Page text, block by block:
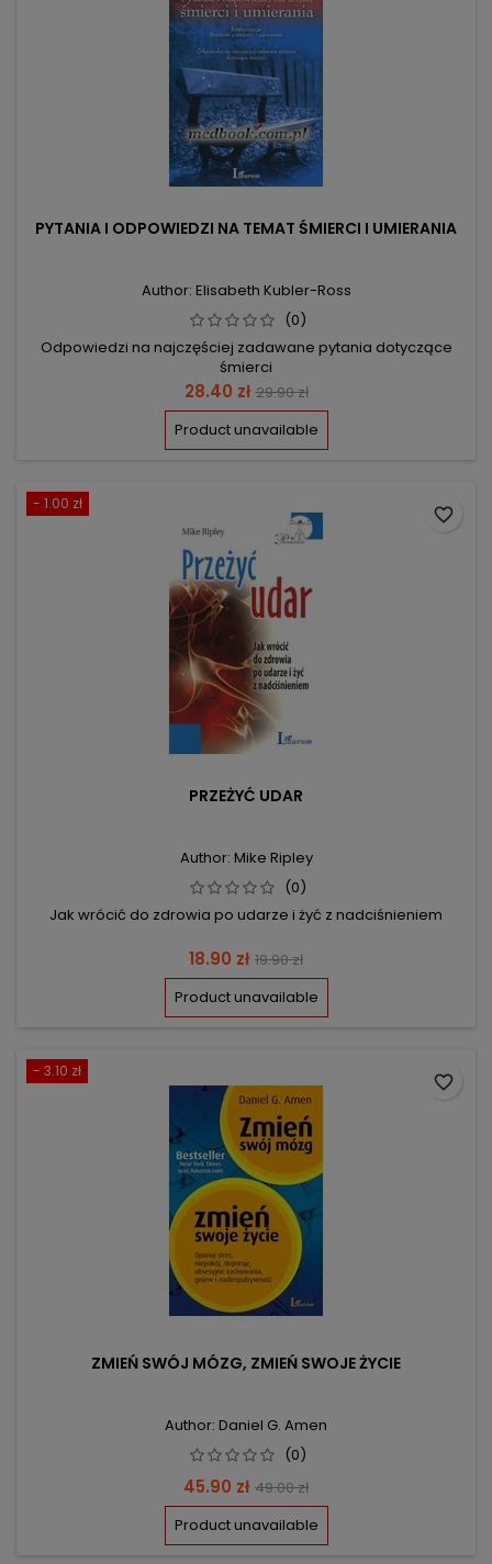
PYTANIA I ODPOWIEDZI NA TEMAT ŚMIERCI I UMIERANIA
Author: Elisabeth Kubler-Ross
(0)
Odpowiedzi na najczęściej zadawane pytania dotyczące
śmierci
Price
28.40 zł Regular
price
29.90 zł
Product unavailable
- 1.00 zł
PRZEŻYĆ UDAR
Author: Mike Ripley
(0)
Jak wrócić do zdrowia po udarze i żyć z nadciśnieniem
Price
18.90 zł Regular
price
19.90 zł
Product unavailable
favorite_border
- 3.10 zł
ZMIEŃ SWÓJ MÓZG, ZMIEŃ SWOJE ŻYCIE
Author: Daniel G. Amen
(0)
Price
45.90 zł Regular
price
49.00 zł
Product unavailable
favorite_border